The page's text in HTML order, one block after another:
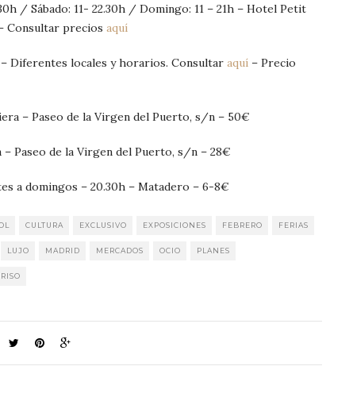
/ Sábado: 11- 22.30h / Domingo: 11 – 21h – Hotel Petit
Consultar precios aquí
Diferentes locales y horarios. Consultar aquí – Precio
– Paseo de la Virgen del Puerto, s/n – 50€
– Paseo de la Virgen del Puerto, s/n – 28€
a domingos – 20.30h – Matadero – 6-8€
CULTURA EXCLUSIVO EXPOSICIONES FEBRERO FERIAS
LUJO MADRID MERCADOS OCIO PLANES